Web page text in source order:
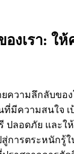
งเรา: ให้
ยความลึกลับขอ
มีความสนใจ เ
ปลอดภัย และใ
การตระหนักรู้ใ